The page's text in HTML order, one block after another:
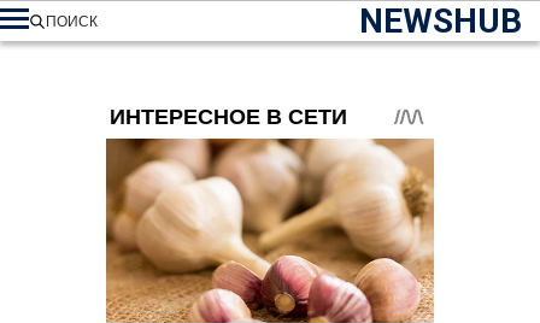
NEWSHUB
ПОИСК